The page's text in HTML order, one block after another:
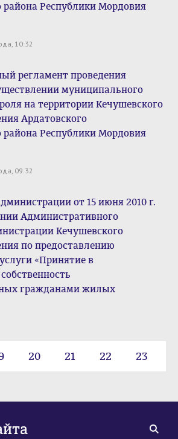
Республики Мордовия
10:32
регламент проведения
муниципального
на территории Кечушевского
Ардатовского
Республики Мордовия
09:32
от 15 июня 2010 г.
Административного
Кечушевского
по предоставлению
«Принятие в
гражданами жилых
20 21 22 23